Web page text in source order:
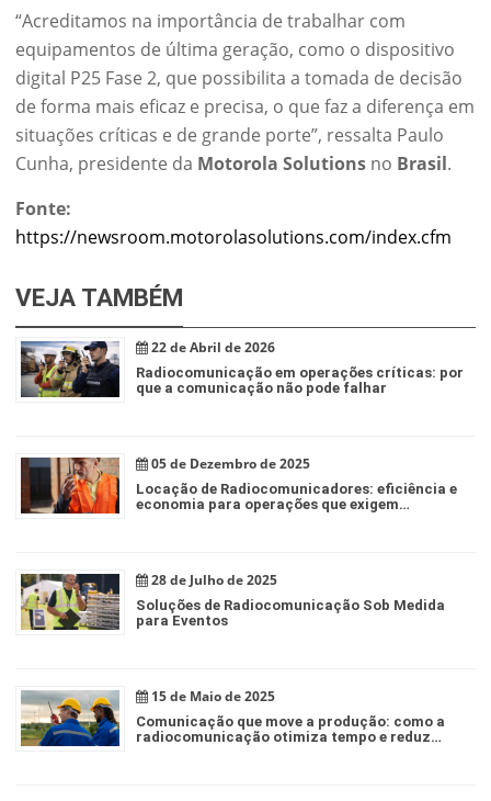
“Acreditamos na importância de trabalhar com
equipamentos de última geração, como o dispositivo
digital P25 Fase 2, que possibilita a tomada de decisão
de forma mais eficaz e precisa, o que faz a diferença em
situações críticas e de grande porte”, ressalta Paulo
Cunha, presidente da Motorola Solutions no Brasil.
Fonte:
https://newsroom.motorolasolutions.com/index.cfm
VEJA TAMBÉM
22 de Abril de 2026
Radiocomunicação em operações críticas: por
que a comunicação não pode falhar
05 de Dezembro de 2025
Locação de Radiocomunicadores: eficiência e
economia para operações que exigem
28 de Julho de 2025
Soluções de Radiocomunicação Sob Medida
para Eventos
15 de Maio de 2025
Comunicação que move a produção: como a
radiocomunicação otimiza tempo e reduz